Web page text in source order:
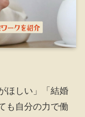
ほしい」「結婚
も自分の力で働